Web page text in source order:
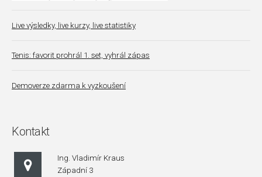
Live výsledky, live kurzy, live statistiky
Tenis: favorit prohrál 1. set, vyhrál zápas
Demoverze zdarma k vyzkoušení
Kontakt
Ing. Vladimír Kraus
Západní 3